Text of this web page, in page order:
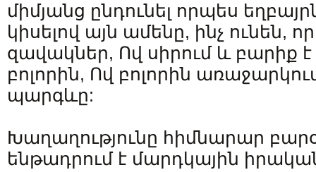
միմյանց ընդունել որպես
կիսելով այն ամենը, ինչ ունեն,
զավակներ, Ով սիրում և բարիք
բոլորին, Ով բոլորին
պարգևը:
Խաղաղությունը հիմնարար
ենթադրում է մարդկային